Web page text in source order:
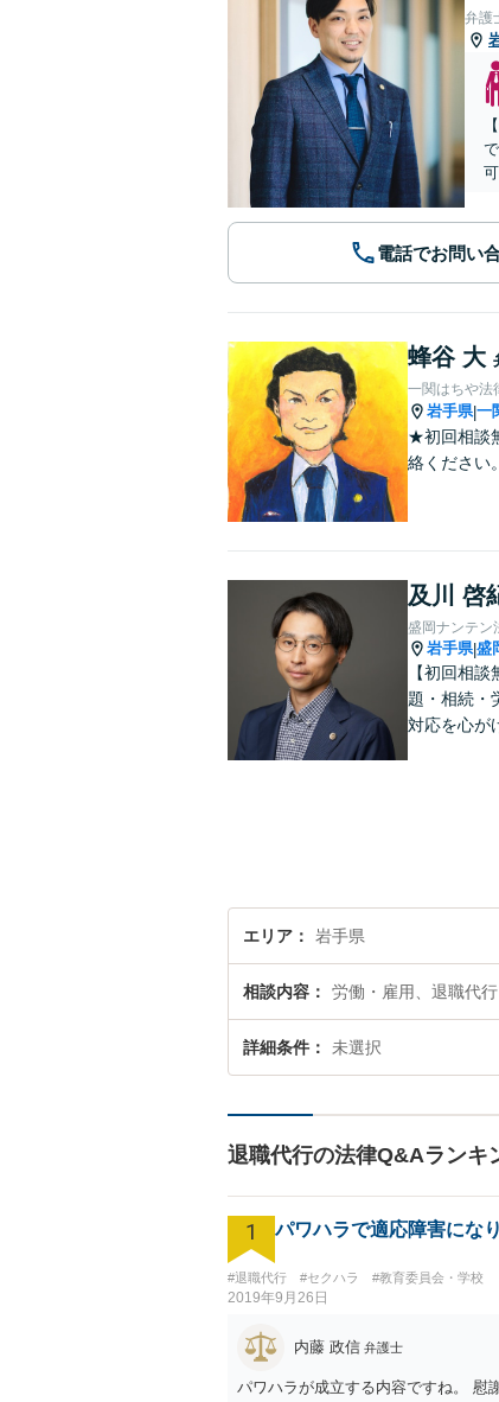
弁護
可
電話でお問い
蜂谷 大
一関はちや法
岩手県|一
★初回相談
絡ください。
及川 啓
盛岡ナンテン
岩手県|盛
【初回相
題・相続・
対応を心が
エリア 岩手県
相談内容 労働・雇用、退職代行
詳細条件 未選択
退職代行の法律Q&Aランキ
1 パワハラで適応障害にな
#退職代行 #セクハラ #教育委員会・学校
2019年9月26日
内藤 政信 弁護士
パワハラが成立する内容ですね。 慰